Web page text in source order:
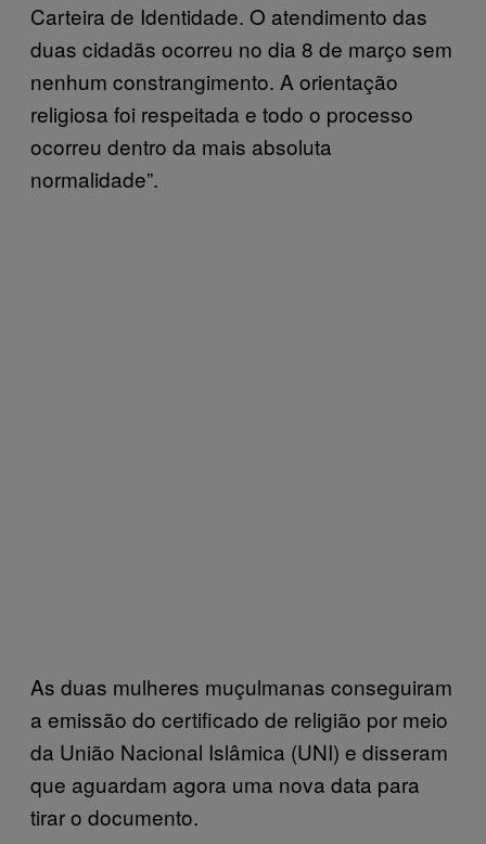
Carteira de Identidade. O atendimento das
duas cidadãs ocorreu no dia 8 de março sem
nenhum constrangimento. A orientação
religiosa foi respeitada e todo o processo
ocorreu dentro da mais absoluta
normalidade”.
As duas mulheres muçulmanas conseguiram
a emissão do certificado de religião por meio
da União Nacional Islâmica (UNI) e disseram
que aguardam agora uma nova data para
tirar o documento.